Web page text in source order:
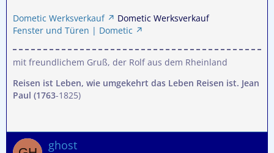
Dometic Werksverkauf
Dometic Werksverkauf
Fenster und Türen | Dometic
mit freundlichem Gruß, der Rolf aus dem Rheinland
Reisen ist Leben, wie umgekehrt das Leben Reisen ist. Jean
Paul (1763-1825)
ghost